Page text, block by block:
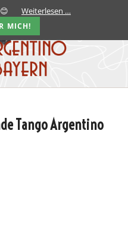
Tango Argentino
Weiterlesen …
MICH!